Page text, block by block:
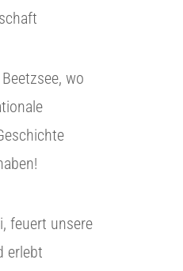
wo
feuert unsere
erlebt